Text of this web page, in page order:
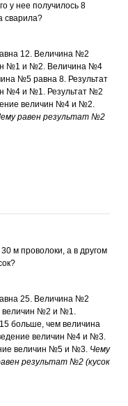
у нее получилось 8
сварила?
12. Величина №2
№1 и №2. Величина №4
№5 равна 8. Результат
№4 и №1. Результат №2
величин №4 и №2.
равен результат №2
м проволоки, а в другом
25. Величина №2
величин №2 и №1.
больше, чем величина
величин №4 и №3.
величин №5 и №3. Чему
результат №2 (кусок